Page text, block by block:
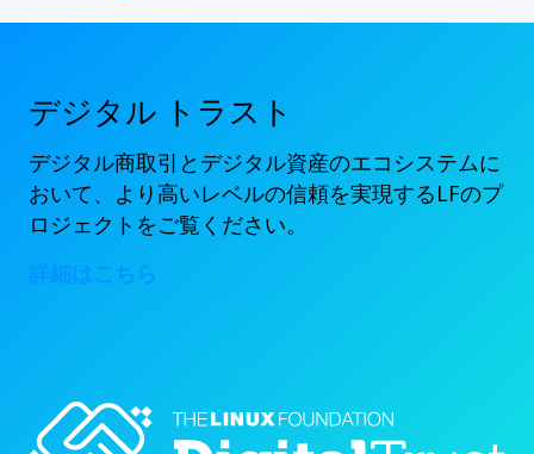
デジタル トラスト
デジタル商取引とデジタル資産のエコシステムに
おいて、より高いレベルの信頼を実現するLFのプ
ロジェクトをご覧ください。
詳細はこちら